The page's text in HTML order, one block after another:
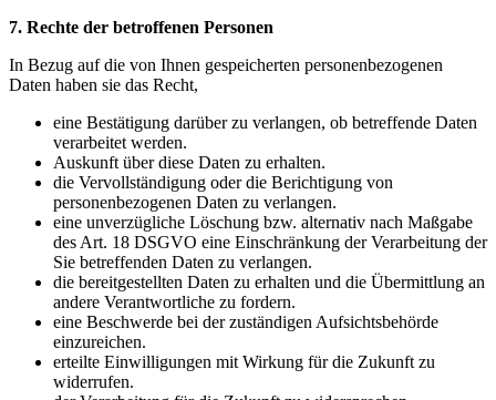
7. Rechte der betroffenen Personen
In Bezug auf die von Ihnen gespeicherten personenbezogenen
Daten haben sie das Recht,
eine Bestätigung darüber zu verlangen, ob betreffende Daten
verarbeitet werden.
Auskunft über diese Daten zu erhalten.
die Vervollständigung oder die Berichtigung von
personenbezogenen Daten zu verlangen.
eine unverzügliche Löschung bzw. alternativ nach Maßgabe
des Art. 18 DSGVO eine Einschränkung der Verarbeitung der
Sie betreffenden Daten zu verlangen.
die bereitgestellten Daten zu erhalten und die Übermittlung an
andere Verantwortliche zu fordern.
eine Beschwerde bei der zuständigen Aufsichtsbehörde
einzureichen.
erteilte Einwilligungen mit Wirkung für die Zukunft zu
widerrufen.